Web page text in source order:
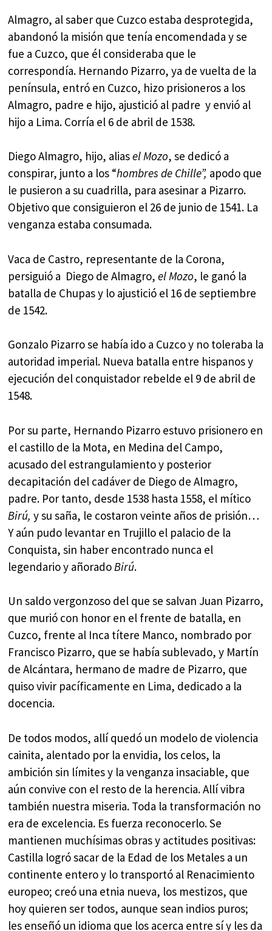
Almagro, al saber que Cuzco estaba desprotegida,
abandonó la misión que tenía encomendada y se
fue a Cuzco, que él consideraba que le
correspondía. Hernando Pizarro, ya de vuelta de la
península, entró en Cuzco, hizo prisioneros a los
Almagro, padre e hijo, ajustició al padre y envió al
hijo a Lima. Corría el 6 de abril de 1538.
Diego Almagro, hijo, aliasel Mozo, se dedicó a
conspirar, junto a los “hombres de Chille”, apodo que
le pusieron a su cuadrilla, para asesinar a Pizarro.
Objetivo que consiguieron el 26 de junio de 1541. La
venganza estaba consumada.
Vaca de Castro, representante de la Corona,
persiguió a Diego de Almagro,el Mozo, le ganó la
batalla de Chupas y lo ajustició el 16 de septiembre
de 1542.
Gonzalo Pizarro se había ido a Cuzco y no toleraba la
autoridad imperial. Nueva batalla entre hispanos y
ejecución del conquistador rebelde el 9 de abril de
1548.
Por su parte, Hernando Pizarro estuvo prisionero en
el castillo de la Mota, en Medina del Campo,
acusado del estrangulamiento y posterior
decapitación del cadáver de Diego de Almagro,
padre. Por tanto, desde 1538 hasta 1558, el mítico
Birú, y su saña, le costaron veinte años de prisión…
Y aún pudo levantar en Trujillo el palacio de la
Conquista, sin haber encontrado nunca el
legendario y añoradoBirú.
Un saldo vergonzoso del que se salvan Juan Pizarro,
que murió con honor en el frente de batalla, en
Cuzco, frente al Inca títere Manco, nombrado por
Francisco Pizarro, que se había sublevado, y Martín
de Alcántara, hermano de madre de Pizarro, que
quiso vivir pacíficamente en Lima, dedicado a la
docencia.
De todos modos, allí quedó un modelo de violencia
cainita, alentado por la envidia, los celos, la
ambición sin límites y la venganza insaciable, que
aún convive con el resto de la herencia. Allí vibra
también nuestra miseria. Toda la transformación no
era de excelencia. Es fuerza reconocerlo. Se
mantienen muchísimas obras y actitudes positivas:
Castilla logró sacar de la Edad de los Metales a un
continente entero y lo transportó al Renacimiento
europeo; creó una etnia nueva, los mestizos, que
hoy quieren ser todos, aunque sean indios puros;
les enseñó un idioma que los acerca entre sí y les da